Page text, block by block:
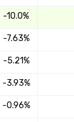
-10.0%
-7.63%
-5.21%
-3.93%
-0.96%